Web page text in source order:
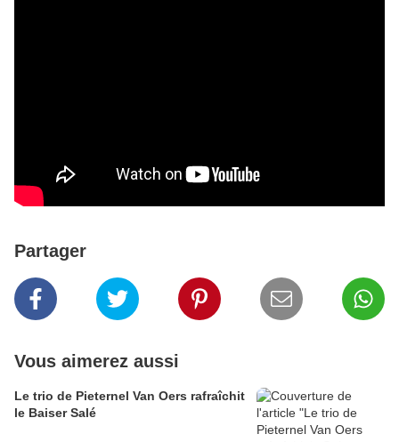
Partager
Vous aimerez aussi
Le trio de Pieternel Van Oers rafraîchit
le Baiser Salé